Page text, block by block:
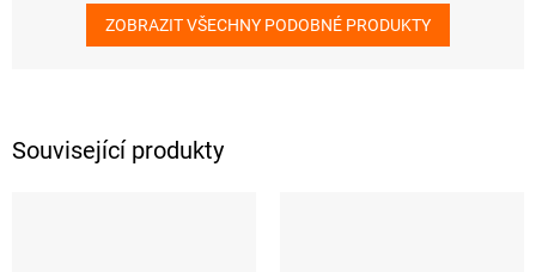
Související produkty
ZOBRAZIT VŠECHNY PODOBNÉ PRODUKTY